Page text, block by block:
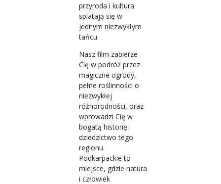
przyroda i kultura
splatają się w
jednym niezwykłym
tańcu.
Nasz film zabierze
Cię w podróż przez
magiczne ogrody,
pełne roślinności o
niezwykłej
różnorodności, oraz
wprowadzi Cię w
bogatą historię i
dziedzictwo tego
regionu.
Podkarpackie to
miejsce, gdzie natura
i człowiek